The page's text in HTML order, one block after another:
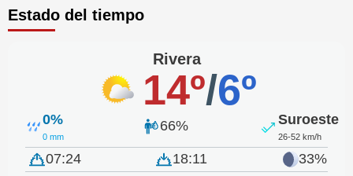
Estado del tiempo
Rivera
14º/6º
0%
0 mm
66% Suroeste
26-52 km/h
07:24 18:11 33%